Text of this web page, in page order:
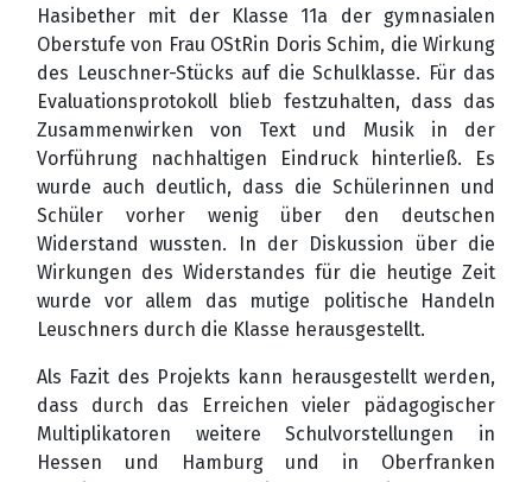
Hasibether mit der Klasse 11a der gymnasialen
Oberstufe von Frau OStRin Doris Schim, die Wirkung
des Leuschner-Stücks auf die Schulklasse. Für das
Evaluationsprotokoll blieb festzuhalten, dass das
Zusammenwirken von Text und Musik in der
Vorführung nachhaltigen Eindruck hinterließ. Es
wurde auch deutlich, dass die Schülerinnen und
Schüler vorher wenig über den deutschen
Widerstand wussten. In der Diskussion über die
Wirkungen des Widerstandes für die heutige Zeit
wurde vor allem das mutige politische Handeln
Leuschners durch die Klasse herausgestellt.
Als Fazit des Projekts kann herausgestellt werden,
dass durch das Erreichen vieler pädagogischer
Multiplikatoren weitere Schulvorstellungen in
Hessen und Hamburg und in Oberfranken